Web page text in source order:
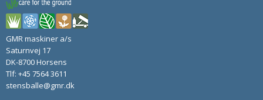
GMR maskiner a/s
Saturnvej 17
DK-8700 Horsens
Tlf: +45 7564 3611
stensballe@gmr.dk